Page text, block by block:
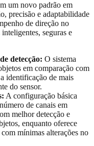
um novo padrão em
precisão e adaptabilidade
de direção no
seguras e
detecção: O sistema
em comparação com
identificação de mais
do sensor.
A configuração básica
de canais em
melhor detecção e
enquanto oferece
mínimas alterações no